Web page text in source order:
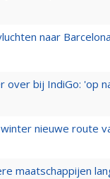
naar
over bij IndiGo: 'op
nieuwe route
maatschappijen